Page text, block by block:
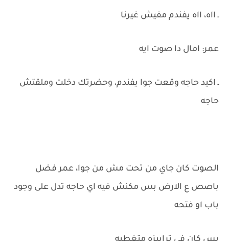
ـ ااه، ااه يفندم مفيش غيرنا
عمر: امال دا صوت ايه
ـ اكيد حاجه وقعت جوا يفندم، وحضرتك دخلت وملقتش
حاجه
الصوت كان جاي من تحت مش من جوا، عمر فضل
باصص ع الارض بس مكنش فيه اي حاجه تدل على وجود
باب او فتحه